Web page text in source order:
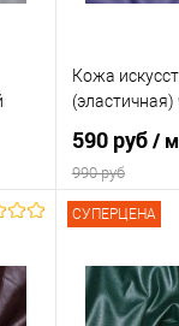
Кожа
590 руб/ м
990 руб
Сравнение
СУПЕРЦЕНА